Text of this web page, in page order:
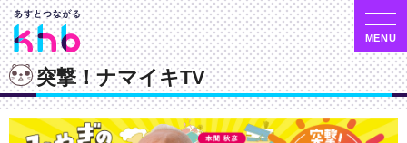
突撃！ナマイキTV